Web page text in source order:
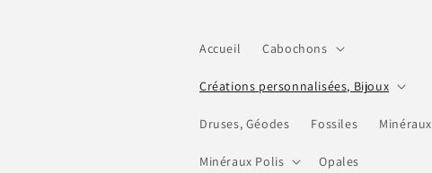
Accueil Cabochons
Créations personnalisées, Bijoux
Druses, Géodes Fossiles Minéraux
Minéraux Polis Opales